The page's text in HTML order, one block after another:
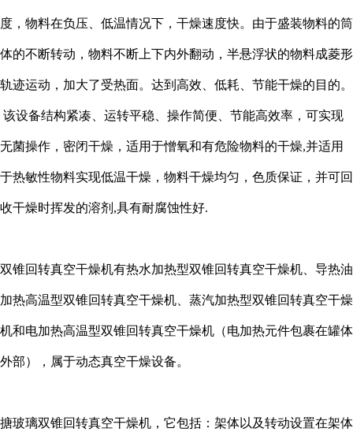
度，物料在负压、低温情况下，干燥速度快。由于盛装物料的筒
体的不断转动，物料不断上下内外翻动，半悬浮状的物料成菱形
轨迹运动，加大了受热面。达到高效、低耗、节能干燥的目的。
该设备结构紧凑、运转平稳、操作简便、节能高效率，可实现
无菌操作，密闭干燥，适用于憎氧和有危险物料的干燥,并适用
于热敏性物料实现低温干燥，物料干燥均匀，色质保证，并可回
收干燥时挥发的溶剂,具有耐腐蚀性好.
双锥回转真空干燥机有热水加热型双锥回转真空干燥机、导热油
加热高温型双锥回转真空干燥机、蒸汽加热型双锥回转真空干燥
机和电加热高温型双锥回转真空干燥机（电加热元件包裹在罐体
外部），属于动态真空干燥设备。
搪玻璃双锥回转真空干燥机，它包括：架体以及转动设置在架体